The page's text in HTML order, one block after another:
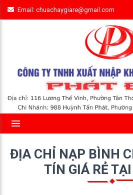
Email: chuachaygiare@gmail.com
ĐỊA CHỈ NẠP BÌNH
TÍN GIÁ RẺ